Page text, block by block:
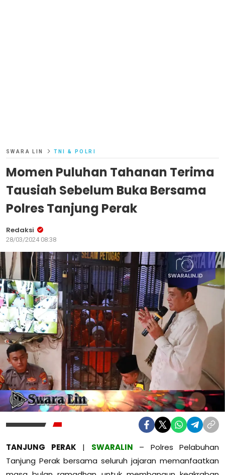
SWARA LIN TNI & POLRI
Momen Puluhan Tahanan Terima
Tausiah Sebelum Buka Bersama
Polres Tanjung Perak
Redaksi
28/03/2024 08:38
TANJUNG PERAK | SWARALIN – Polres Pelabuhan
Tanjung Perak bersama seluruh jajaran memanfaatkan